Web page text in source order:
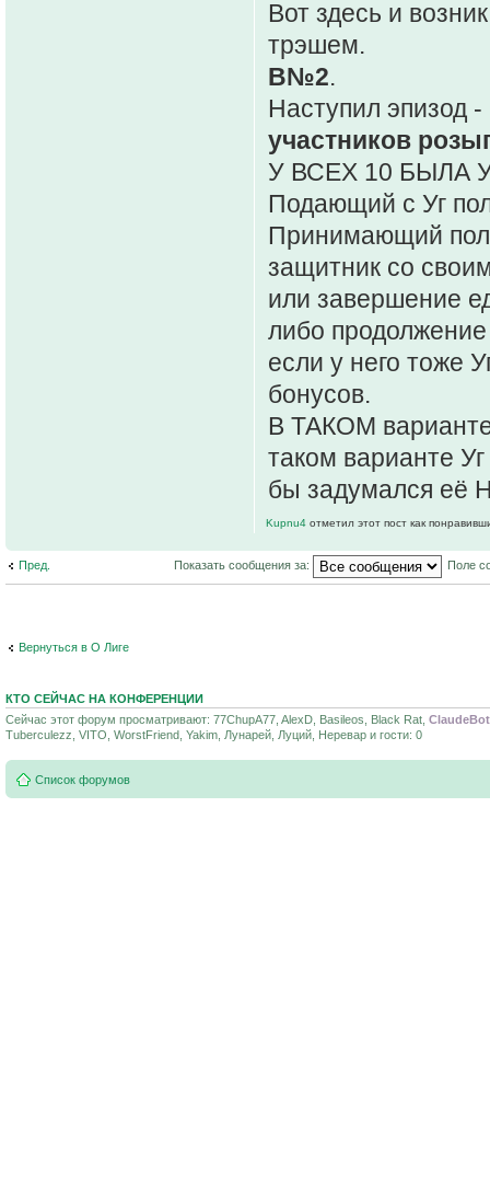
Вот здесь и
трэшем.
В№2.
Наступил эпизод -
участников
У ВСЕХ 10 БЫЛА
Подающий с Уг
Принимающий
защитник со
или завершение
либо
если у него тоже
бонусов.
В ТАКОМ
таком варианте
бы задумался её
Kupnu4 отметил этот пост как
Пред. Показать сообщения за: Поле
Вернуться в О Лиге
КТО СЕЙЧАС НА КОНФЕРЕНЦИИ
Сейчас этот форум просматривают: 77ChupA77, AlexD, Basileos, Black Rat, ClaudeBot
Tuberculezz, VITO, WorstFriend, Yakim, Лунарей, Луций, Неревар и гости: 0
Список форумов